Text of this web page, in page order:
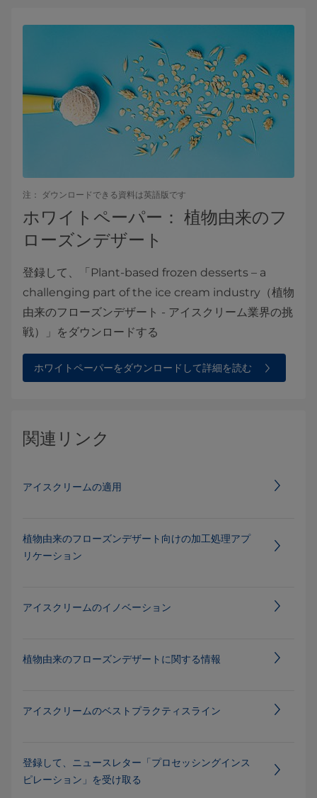
注： ダウンロードできる資料は英語版です
ホワイトペーパー： 植物由来のフ
ローズンデザート
登録して、「Plant-based frozen desserts – a
challenging part of the ice cream industry（植物
由来のフローズンデザート - アイスクリーム業界の挑
戦）」をダウンロードする
ホワイトペーパーをダウンロードして詳細を読む
関連リンク
アイスクリームの適用
植物由来のフローズンデザート向けの加工処理アプ
リケーション
アイスクリームのイノベーション
植物由来のフローズンデザートに関する情報
アイスクリームのベストプラクティスライン
登録して、ニュースレター「プロセッシングインス
ピレーション」を受け取る